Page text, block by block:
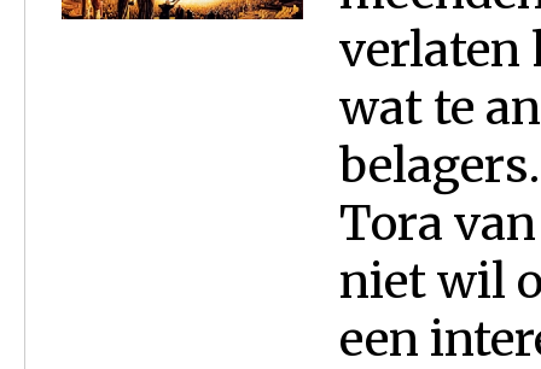
verlaten
wat te
Tora
niet wil
een